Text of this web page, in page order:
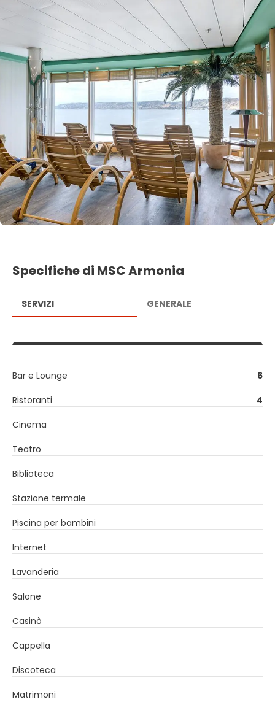
Specifiche di MSC Armonia
SERVIZI GENERALE
Bar e Lounge
6
Ristoranti
4
Cinema
Teatro
Biblioteca
Stazione termale
Piscina per bambini
Internet
Lavanderia
Salone
Casinò
Cappella
Discoteca
Matrimoni